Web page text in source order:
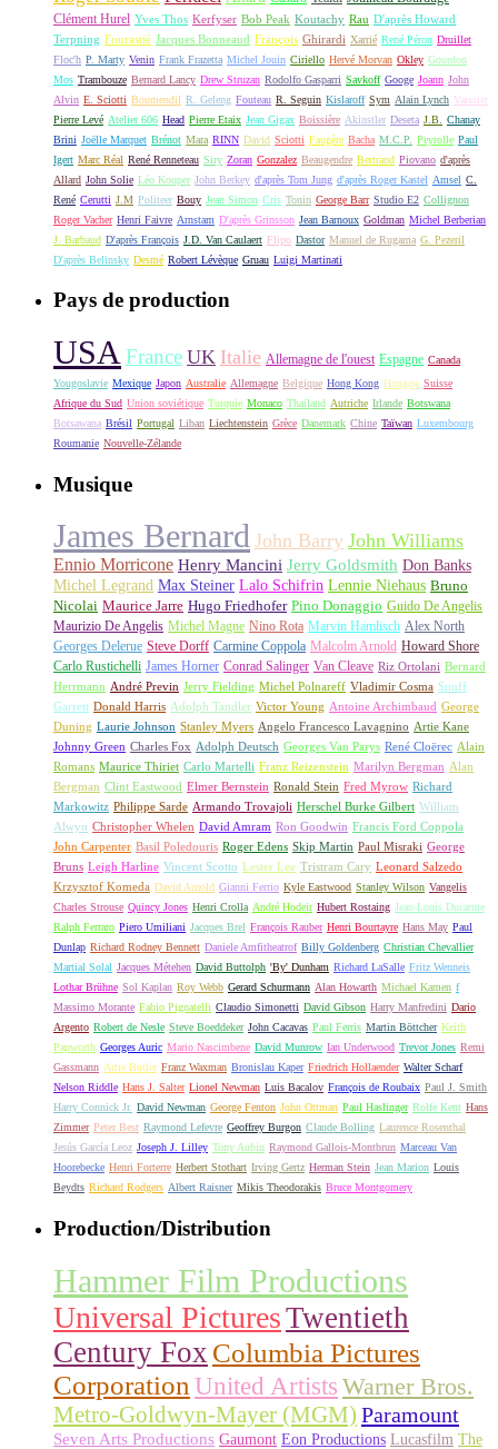
Clément Hurel Yves Thos Kerfyser Bob Peak Koutachy Rau D'après Howard
Terpning Fourastié Jacques Bonneaud François Ghirardi Xarrié René Péron Druillet
Floc'h P. Marty Venin Frank Frazetta Michel Jouin Ciriello Hervé Morvan Okley Gourdon
Mos Trambouze Bernard Lancy Drew Struzan Rodolfo Gasparri Savkoff Googe Joann John
Alvin E. Sciotti Boumendil R. Geleng Fouteau R. Seguin Kislaroff Sym Alain Lynch Vaissier
Pierre Levé Atelier 606 Head Pierre Etaix Jean Gigax Boissière Akinstler Deseta J.B.
Chanay
Brini Joëlle Marquet Brénot Mara RINN David Sciotti Faugère Bacha M.C.P. Peyrolle Paul
Igert Marc Réal René Renneteau Siry Zoran Gonzalez Beaugendre Bertrand Piovano d'après
Allard John Solie Léo Kouper John Berkey d'après Tom Jung d'après Roger Kastel Amsel C.
René Cerutti J.M Politeer Bouy Jean Simon Cris Tonin George Barr Studio E2 Collignon
Roger Vacher Henri Faivre Arnstam D'après Grinsson Jean Barnoux Goldman Michel Berberian
J. Barbaud D'après François J.D. Van Caulaert Flipo Dastor Manuel de Rugama G. Pezeril
D'après Belinsky Desmé Robert Lévèque Gruau Luigi Martinati
Pays de production
USA France UK Italie Allemagne de l'ouest Espagne Canada
Yougoslavie Mexique Japon Australie Allemagne Belgique Hong Kong Hongrie Suisse
Afrique du Sud Union soviétique Turquie Monaco Thaïland Autriche Irlande Botswana
Botsawana Brésil Portugal Liban Liechtenstein Grèce Danemark Chine Taïwan Luxembourg
Roumanie Nouvelle-Zélande
Musique
James Bernard John Barry John Williams
Ennio Morricone Henry Mancini Jerry Goldsmith Don Banks
Michel Legrand Max Steiner Lalo Schifrin Lennie Niehaus Bruno
Nicolai Maurice Jarre Hugo Friedhofer Pino Donaggio Guido De Angelis
Maurizio De Angelis Michel Magne Nino Rota Marvin Hamlisch Alex North
Georges Delerue Steve Dorff Carmine Coppola Malcolm Arnold Howard Shore
Carlo Rustichelli James Horner Conrad Salinger Van Cleave Riz Ortolani Bernard
Herrmann André Previn Jerry Fielding Michel Polnareff Vladimir Cosma Snuff
Garrett Donald Harris Adolph Tandler Victor Young Antoine Archimbaud George
Duning Laurie Johnson Stanley Myers Angelo Francesco Lavagnino Artie Kane
Johnny Green Charles Fox Adolph Deutsch Georges Van Parys René Cloërec Alain
Romans Maurice Thiriet Carlo Martelli Franz Reizenstein Marilyn Bergman Alan
Bergman Clint Eastwood Elmer Bernstein Ronald Stein Fred Myrow Richard
Markowitz Philippe Sarde Armando Trovajoli Herschel Burke Gilbert William
Alwyn Christopher Whelen David Amram Ron Goodwin Francis Ford Coppola
John Carpenter Basil Poledouris Roger Edens Skip Martin Paul Misraki George
Bruns Leigh Harline Vincent Scotto Lester Lee Tristram Cary Leonard Salzedo
Krzysztof Komeda David Arnold Gianni Ferrio Kyle Eastwood Stanley Wilson Vangelis
Charles Strouse Quincy Jones Henri Crolla André Hodeir Hubert Rostaing Jean-Louis Ducarme
Ralph Ferraro Piero Umiliani Jacques Brel François Rauber Henri Bourtayre Hans May Paul
Dunlap Richard Rodney Bennett Daniele Amfitheatrof Billy Goldenberg Christian Chevallier
Martial Solal Jacques Métehen David Buttolph 'By' Dunham Richard LaSalle Fritz Wenneis
Lothar Brühne Sol Kaplan Roy Webb Gerard Schurmann Alan Howarth Michael Kamen f
Massimo Morante Fabio Pignatelli Claudio Simonetti David Gibson Harry Manfredini Dario
Argento Robert de Nesle Steve Boeddeker John Cacavas Paul Ferris Martin Böttcher Keith
Papworth Georges Auric Mario Nascimbene David Munrow Ian Underwood Trevor Jones Remi
Gassmann Artie Butler Franz Waxman Bronislau Kaper Friedrich Hollaender Walter Scharf
Nelson Riddle Hans J. Salter Lionel Newman Luis Bacalov François de Roubaix Paul J. Smith
Harry Connick Jr. David Newman George Fenton John Ottman Paul Haslinger Rolfe Kent Hans
Zimmer Peter Best Raymond Lefevre Geoffrey Burgon Claude Bolling Laurence Rosenthal
Jesús García Leoz Joseph J. Lilley Tony Aubin Raymond Gallois-Montbrun Marceau Van
Hoorebecke Henri Forterre Herbert Stothart Irving Gertz Herman Stein Jean Marion Louis
Beydts Richard Rodgers Albert Raisner Mikis Theodorakis Bruce Montgomery
Production/Distribution
Hammer Film Productions
Universal PicturesTwentieth
Century Fox Columbia Pictures
Corporation United Artists Warner Bros.
Metro-Goldwyn-Mayer (MGM) Paramount
Seven Arts Productions Gaumont Eon Productions Lucasfilm The